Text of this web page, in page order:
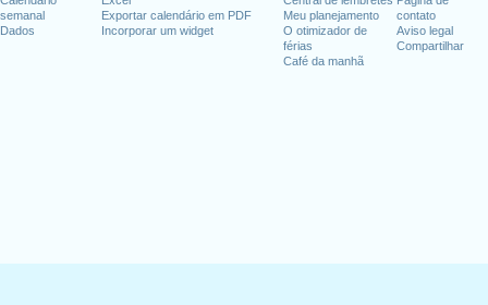
semanal
Dados
Exportar calendário em PDF
Incorporar um widget
Meu planejamento
O otimizador de
férias
Café da manhã
contato
Aviso legal
Compartilhar